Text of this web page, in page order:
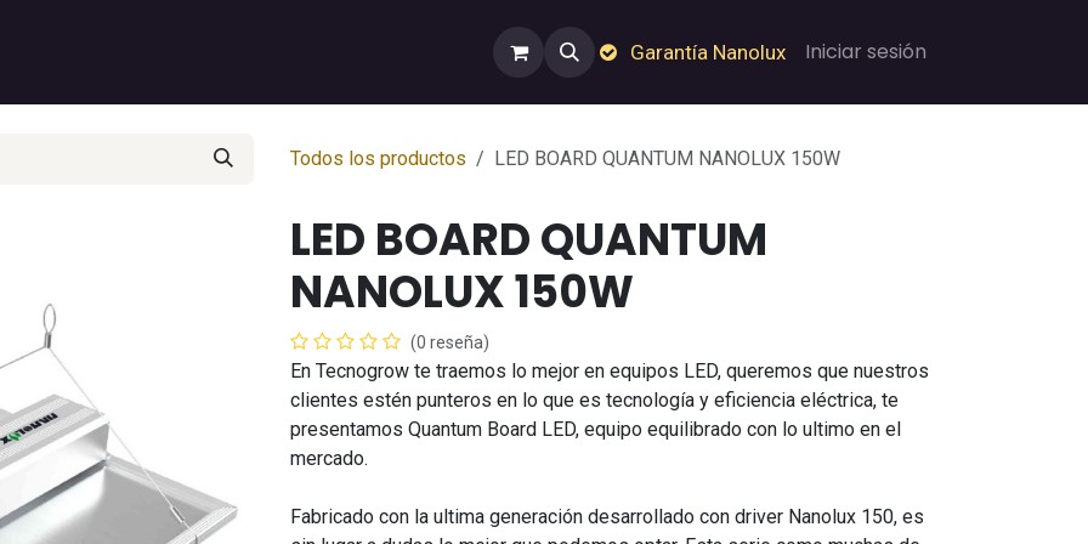
Sobre Nosotros Empleos Garantía de Nanolux
Garantía Nanolux Iniciar sesión
Todos los productos LED BOARD QUANTUM NANOLUX 150W
LED BOARD QUANTUM
NANOLUX 150W
(0 reseña)
En Tecnogrow te traemos lo mejor en equipos LED, queremos que nuestros
clientes estén punteros en lo que es tecnología y eficiencia eléctrica, te
presentamos Quantum Board LED, equipo equilibrado con lo ultimo en el
mercado.
Fabricado con la ultima generación desarrollado con driver Nanolux 150, es